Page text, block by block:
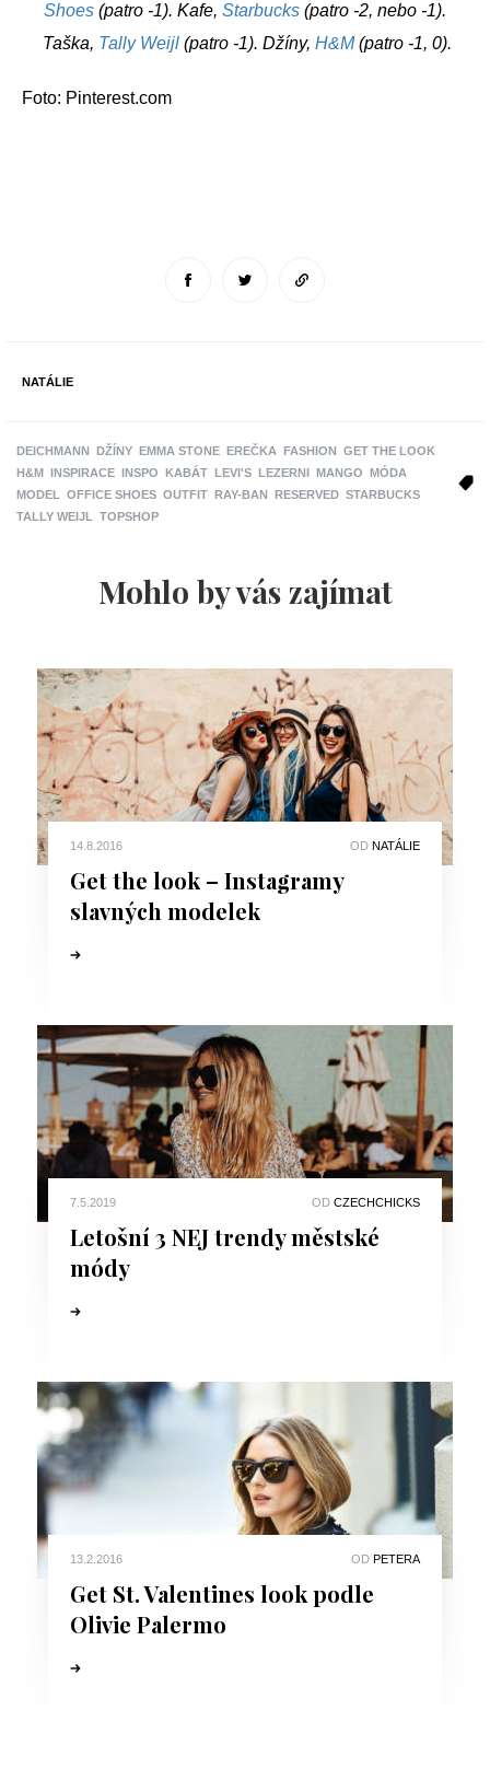
Shoes (patro -1). Kafe, Starbucks (patro -2, nebo -1).
Taška, Tally Weijl (patro -1). Džíny, H&M(patro -1, 0).
Foto: Pinterest.com
NATÁLIE
DEICHMANN DŽÍNY EMMA STONE EREČKA FASHION GET THE LOOK
H&M INSPIRACE INSPO KABÁT LEVI'S LEZERNI MANGO MÓDA
MODEL
OFFICE SHOES OUTFIT RAY-BAN RESERVED STARBUCKS
TALLY WEIJL
TOPSHOP
Mohlo by vás zajímat
14.8.2016 OD NATÁLIE
Get the look – Instagramy
slavných modelek
7.5.2019 OD CZECHCHICKS
Letošní 3 NEJ trendy městské
módy
13.2.2016 OD PETERA
Get St. Valentines look podle
Olivie Palermo